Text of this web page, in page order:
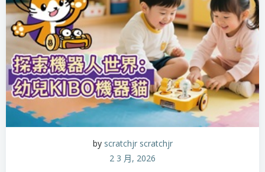
by scratchjr scratchjr
2 3 月, 2026